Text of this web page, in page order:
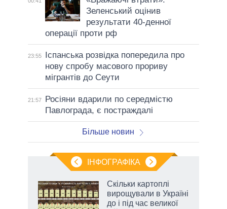
Зеленський оцінив
результати 40-денної
операції проти рф
23:55
Іспанська розвідка попередила про
нову спробу масового прориву
мігрантів до Сеути
21:57
Росіяни вдарили по середмістю
Павлограда, є постраждалі
Більше новин
ІНФОГРАФІКА
Скільки картоплі
вирощували в Україні
до і під час великої